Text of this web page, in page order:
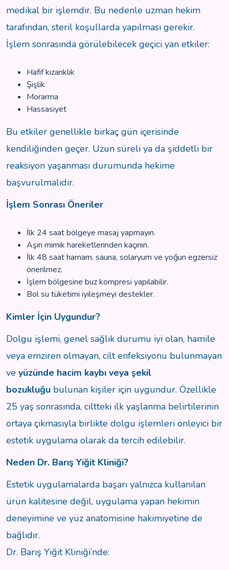
medikal bir işlemdir. Bu nedenle uzman hekim
tarafından, steril koşullarda yapılması gerekir.
İşlem sonrasında görülebilecek geçici yan etkiler:
Hafif kızarıklık
Şişlik
Morarma
Hassasiyet
Bu etkiler genellikle birkaç gün içerisinde
kendiliğinden geçer. Uzun süreli ya da şiddetli bir
reaksiyon yaşanması durumunda hekime
başvurulmalıdır.
İşlem Sonrası Öneriler
İlk 24 saat bölgeye masaj yapmayın.
Aşırı mimik hareketlerinden kaçının.
İlk 48 saat hamam, sauna, solaryum ve yoğun egzersiz
önerilmez.
İşlem bölgesine buz kompresi yapılabilir.
Bol su tüketimi iyileşmeyi destekler.
Kimler İçin Uygundur?
Dolgu işlemi, genel sağlık durumu iyi olan, hamile
veya emziren olmayan, cilt enfeksiyonu bulunmayan
ve yüzünde hacim kaybı veya şekil
bozukluğu bulunan kişiler için uygundur. Özellikle
25 yaş sonrasında, ciltteki ilk yaşlanma belirtilerinin
ortaya çıkmasıyla birlikte dolgu işlemleri önleyici bir
estetik uygulama olarak da tercih edilebilir.
Neden Dr. Barış Yiğit Kliniği?
Estetik uygulamalarda başarı yalnızca kullanılan
ürün kalitesine değil, uygulama yapan hekimin
deneyimine ve yüz anatomisine hakimiyetine de
bağlıdır.
Dr. Barış Yiğit Kliniği’nde: